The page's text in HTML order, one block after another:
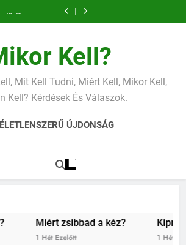
jelentjelent
jelent
Miért
fáj
Mit
jelent
vérnyomás?Kell?
Mit Kell Tudni, Miért Kell, Mikor Kell,
Kell? Kérdések És Válaszok.
ÚJDONSÁG
a kéz? Kipróbáltuk a digitális
1 Hét Ezelőtt